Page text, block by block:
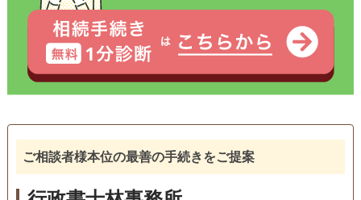
ご相談者様本位の最善の手続きをご提案